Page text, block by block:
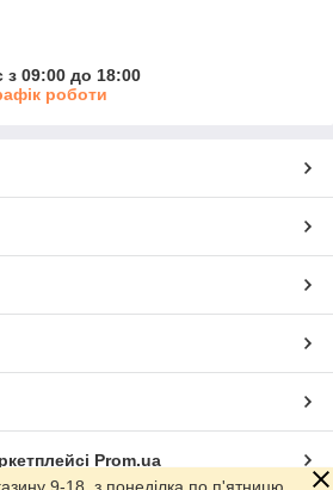
з 09:00 до 18:00
роботи
Prom.ua